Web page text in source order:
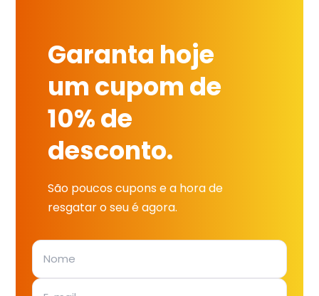
Garanta hoje
um cupom de
10% de
desconto.
São poucos cupons e a hora de
resgatar o seu é agora.